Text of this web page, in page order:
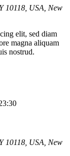
10118, USA, New
elit, sed diam
magna aliquam
nostrud.
10118, USA, New